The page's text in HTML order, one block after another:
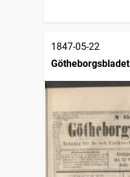
1847-05-22
Götheborgsbladet